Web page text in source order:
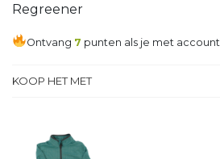
Regreener
Ontvang 7 punten als je met
KOOP HET MET